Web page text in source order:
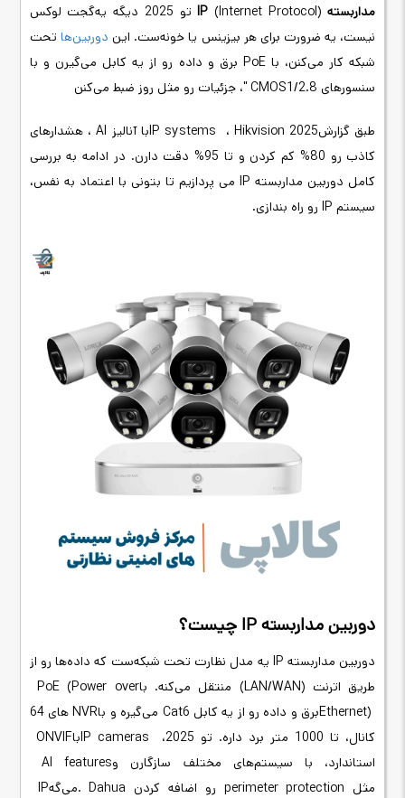
مداربسته
IP (Internet Protocol) تو 2025 دیگه یه گجت لوکس
نیست، یه ضرورت برای هر بیزینس یا خونه‌ست. این دوربین‌ها تحت
شبکه کار می‌کنن، با PoE برق و داده رو از یه کابل می‌گیرن و با
سنسورهای 1/2.8
" CMOS، جزئیات رو مثل روز ضبط می‌کنن
طبق گزارشHikvision 2025 ، IP systemsبا AI آنالیز
، هشدارهای
کاذب رو
تا 95% دقت دارن. در ادامه به بررسی
کامل دوربین مداربسته IP می پردازیم تا بتونی با اعتماد به نفس،
سیستمIP رو راه بندازی.
دوربین مداربستهIP چیست؟
دوربین مداربستهIP یه مدل نظارت تحت شبکه‌ست که داده‌ها رو از
طریق اترنت (LAN/WAN) منتقل می‌کنه. باPoE (Power over
Ethernet)برق و داده رو از یه کابل Cat6 می‌گیره و باNVR
های 64
کانال، تا 1000 متر برد داره. تو 2025،
IP camerasباONVIF
استاندارد، با سیستم‌های مختلف سازگارن وAI features
مثلperimeter protection رو اضافه کردن . Dahuaمی‌گهIP